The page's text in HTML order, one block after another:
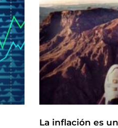
La inflación es